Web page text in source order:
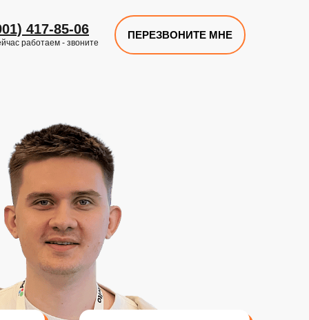
417-85-06
работаем - звоните
ПЕРЕЗВОНИТЕ МНЕ